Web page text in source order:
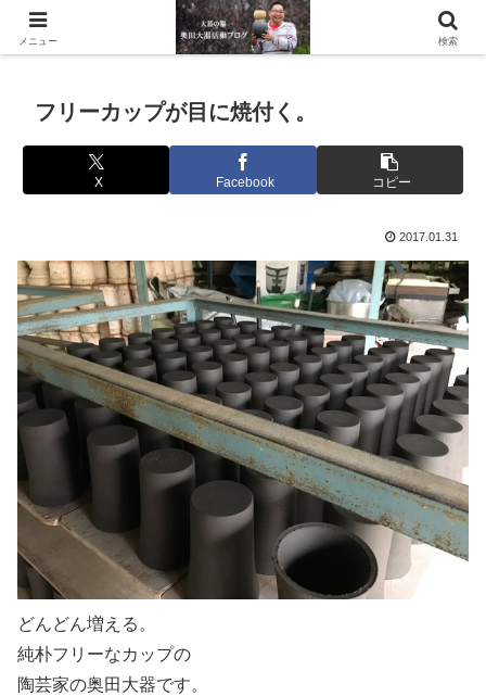
滋賀県の信楽で水琴窟や水鉢などの陶器を作っています。
フリーカップが目に焼付く。
X Facebook コピー
2017.01.31
どんどん増える。
純朴フリーなカップの
陶芸家の奥田大器です。
メニュー 検索